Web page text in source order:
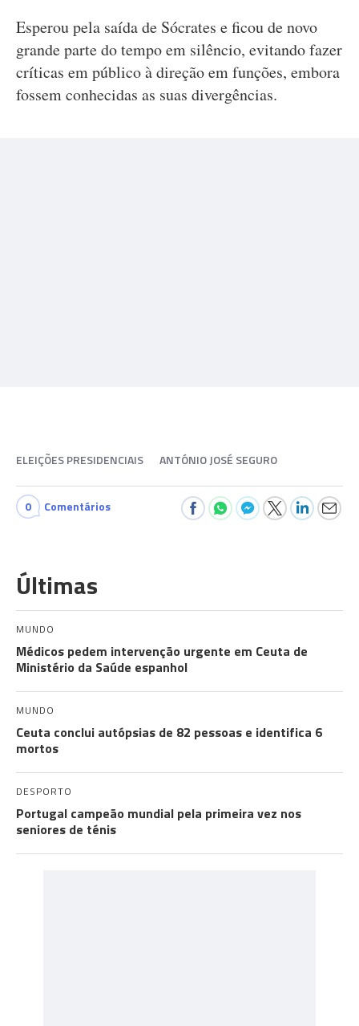
Esperou pela saída de Sócrates e ficou de novo
grande parte do tempo em silêncio, evitando fazer
críticas em público à direção em funções, embora
fossem conhecidas as suas divergências.
ELEIÇÕES PRESIDENCIAIS ANTÓNIO JOSÉ SEGURO
0 Comentários
Últimas
MUNDO
Médicos pedem intervenção urgente em Ceuta de
Ministério da Saúde espanhol
MUNDO
Ceuta conclui autópsias de 82 pessoas e identifica 6
mortos
DESPORTO
Portugal campeão mundial pela primeira vez nos
seniores de ténis